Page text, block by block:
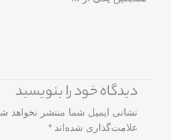
دیدگاه‌ خود را بنویسید
نشانی ایمیل شما منتشر نخواهد
علامت‌گذاری شده‌اند*